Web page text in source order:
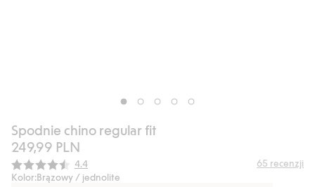
Spodnie chino regular fit
249,99 PLN
Średnia ocena:
4.4 65 recenzji
Kolor:Brązowy / jednolite